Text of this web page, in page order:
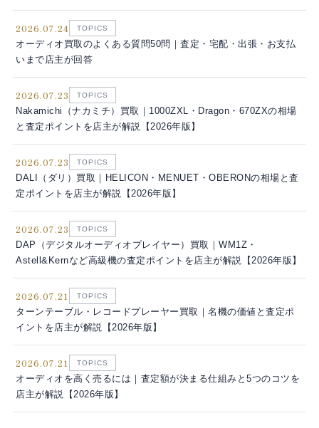
2026.07.24 TOPICS
オーディオ買取のよくある質問50問｜査定・宅配・出張・お支払
いまで店主が回答
2026.07.23 TOPICS
Nakamichi（ナカミチ）買取｜1000ZXL・Dragon・670ZXの相場
と査定ポイントを店主が解説【2026年版】
2026.07.23 TOPICS
DALI（ダリ）買取｜HELICON・MENUET・OBERONの相場と査
定ポイントを店主が解説【2026年版】
2026.07.23 TOPICS
DAP（デジタルオーディオプレイヤー）買取｜WM1Z・
Astell&Kernなど高級機の査定ポイントを店主が解説【2026年版】
2026.07.21 TOPICS
ターンテーブル・レコードプレーヤー買取｜名機の価値と査定ポ
イントを店主が解説【2026年版】
2026.07.21 TOPICS
オーディオを高く売るには｜査定額が決まる仕組みと5つのコツを
店主が解説【2026年版】